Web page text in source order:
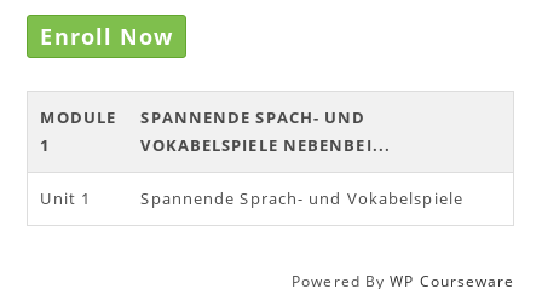
Enroll Now
MODULE
1
SPANNENDE SPACH- UND
VOKABELSPIELE NEBENBEI...
Unit 1 Spannende Sprach- und Vokabelspiele
Powered ByWP Courseware